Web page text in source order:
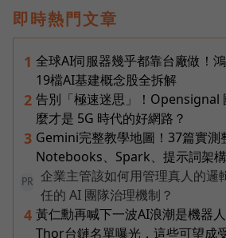
即時熱門文章
1 全球AI伺服器幾乎都靠台廠做！
19檔AI基建概念股全拆解
2 告別「極速迷思」！Opensignal
麼才是 5G 時代的好網路？
3 Gemini完整教學地圖！37篇實測
Notebooks、Spark、提示詞架
PR
企業主管該如何用管理真人的邏
任的 AI 團隊治理機制？
4 黃仁勳再喊下一波AI浪潮是機器
Thor台鏈名單曝光，這些可望成